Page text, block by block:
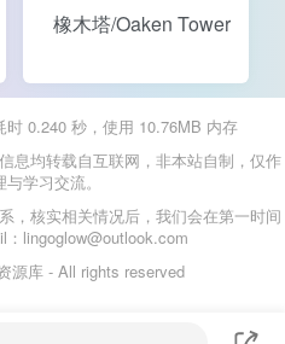
橡木塔/Oaken Tower
0.240 秒，使用 10.76MB 内存
息均转载自互联网，非本站自制，仅作
学习交流。
，核实相关情况后，我们会在第一时间
lingoglow@outlook.com
源库 - All rights reserved